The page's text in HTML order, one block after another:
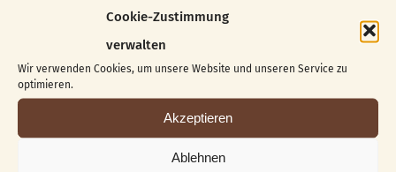
Cookie-Zustimmung
verwalten
Wir verwenden Cookies, um unsere Website und unseren Service zu
optimieren.
Akzeptieren
Ablehnen
Organisatorisches/Schnitzstube
Schnitzklub